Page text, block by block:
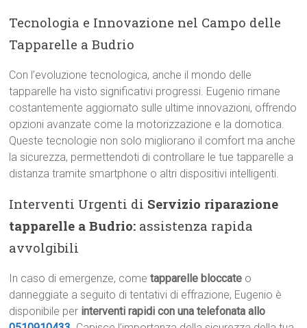
Tecnologia e Innovazione nel Campo delle
Tapparelle a Budrio
Con l’evoluzione tecnologica, anche il mondo delle
tapparelle ha visto significativi progressi. Eugenio rimane
costantemente aggiornato sulle ultime innovazioni, offrendo
opzioni avanzate come la motorizzazione e la domotica.
Queste tecnologie non solo migliorano il comfort ma anche
la sicurezza, permettendoti di controllare le tue tapparelle a
distanza tramite smartphone o altri dispositivi intelligenti.
Interventi Urgenti di Servizio riparazione
tapparelle a Budrio: assistenza rapida
avvolgibili
In caso di emergenze, cometapparelle bloccate o
danneggiate a seguito di tentativi di effrazione, Eugenio è
disponibile per interventi rapidi con una telefonata allo